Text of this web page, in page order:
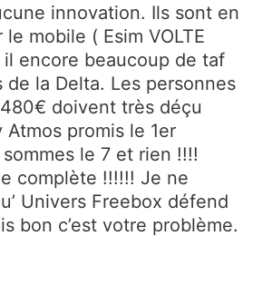
innovation. Ils sont en
mobile ( Esim VOLTE
encore beaucoup de taf
de la Delta. Les personnes
doivent très déçu
promis le 1er
le 7 et rien !!!!
complète !!!!!! Je ne
Univers Freebox défend
bon c’est votre problème.